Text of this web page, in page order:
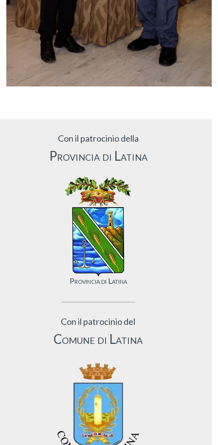
Con il patrocinio della
Provincia di Latina
Provincia di Latina
Con il patrocinio del
Comune di Latina